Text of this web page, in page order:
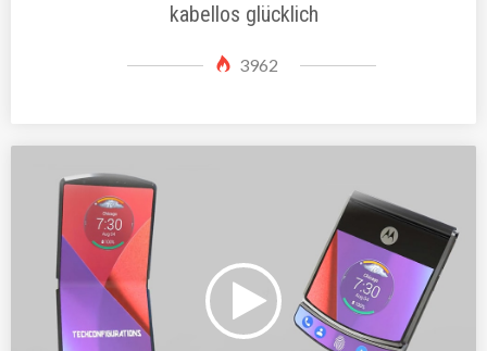
kabellos glücklich
3962